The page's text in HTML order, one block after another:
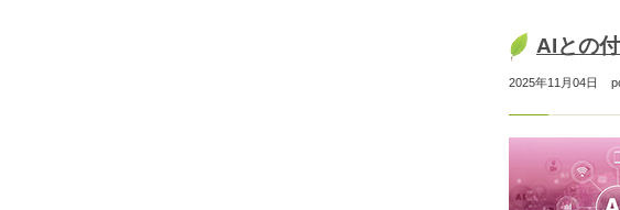
AIとの
2025年11月04日